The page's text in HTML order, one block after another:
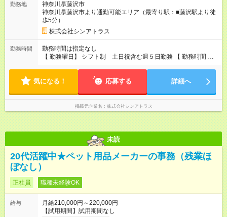
勤務地
神奈川県藤沢市
神奈川県藤沢市より通勤可能エリア（最寄り駅：■藤沢駅より徒
歩5分）
株式会社シンアトラス
勤務時間
勤務時間は指定なし
【 勤務曜日】 シフト制 土日祝含む週５日勤務 【 勤務時間 】
・ 9：00～20：00（実働8h／休憩１h） ※残業ほとんどありま
気になる！ 応募する 詳細へ
掲載元企業名 株式会社シンアトラス
未読
20代活躍中★ペット用品メーカーの事務（残業ほ
ぼなし）
正社員 職種未経験OK
給与
月給210,000円～220,000円
【試用期間】試用期間なし